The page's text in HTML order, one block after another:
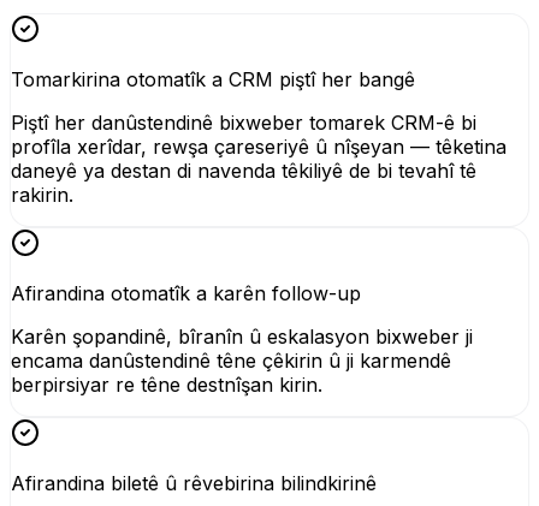
Tomarkirina otomatîk a CRM piştî her bangê
Piştî her danûstendinê bixweber tomarek CRM-ê bi
profîla xerîdar, rewşa çareseriyê û nîşeyan — têketina
daneyê ya destan di navenda têkiliyê de bi tevahî tê
rakirin.
Afirandina otomatîk a karên follow-up
Karên şopandinê, bîranîn û eskalasyon bixweber ji
encama danûstendinê têne çêkirin û ji karmendê
berpirsiyar re têne destnîşan kirin.
Afirandina biletê û rêvebirina bilindkirinê